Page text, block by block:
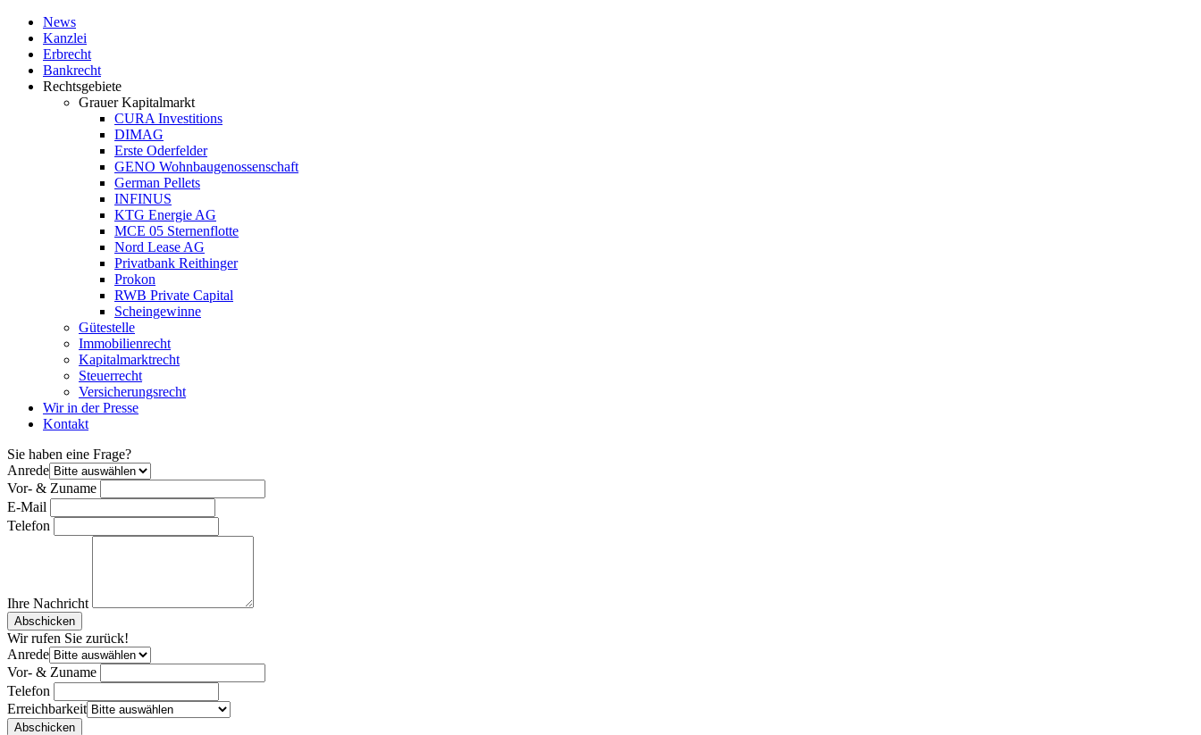
News
Kanzlei
Erbrecht
Bankrecht
Rechtsgebiete
Grauer Kapitalmarkt
CURA Investitions
DIMAG
Erste Oderfelder
GENO Wohnbaugenossenschaft
German Pellets
INFINUS
KTG Energie AG
MCE 05 Sternenflotte
Nord Lease AG
Privatbank Reithinger
Prokon
RWB Private Capital
Scheingewinne
Gütestelle
Immobilienrecht
Kapitalmarktrecht
Steuerrecht
Versicherungsrecht
Wir in der Presse
Kontakt
Sie haben eine Frage?
Anrede
Vor- & Zuname
E-Mail
Telefon
Ihre Nachricht
Bitte nicht ausfüllen.
Abschicken
Wir rufen Sie zurück!
Anrede
Vor- & Zuname
Telefon
Erreichbarkeit
Bitte nicht ausfüllen.
Abschicken